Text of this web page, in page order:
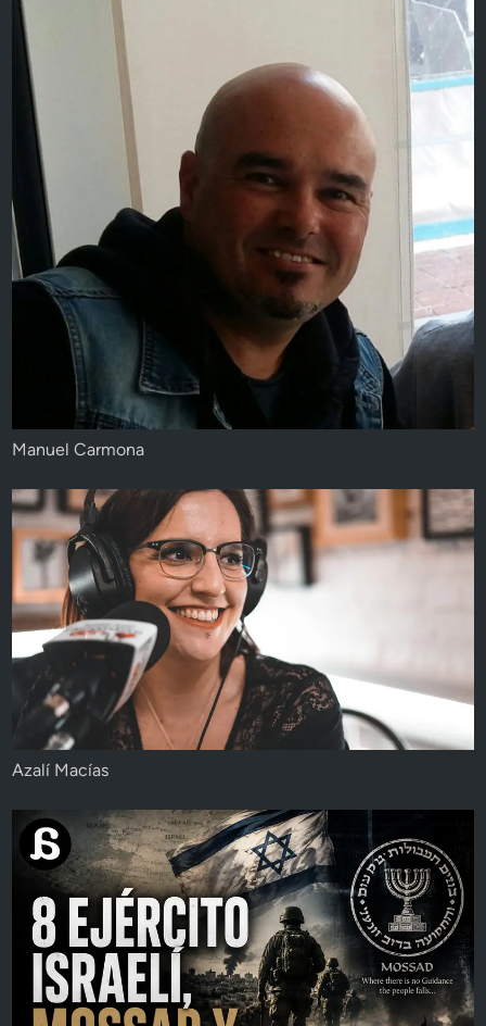
Manuel Carmona
Azalí Macías